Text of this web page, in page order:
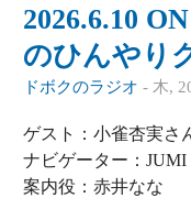
2026.6.10
のひんやり
ドボクのラジオ - 木,
ゲスト：小雀杏実さ
ナビゲーター：JUMI
案内役：赤井なな